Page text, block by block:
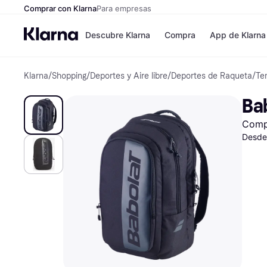
Comprar con KlarnaPara empresas
Descubre Klarna
Formas de
Paga ahora
Paga en 3 plazos
Paga en 30 días
Financiación
Klarna en Apple
Compra
Tiendas
Zalando
JD Sports
Directorio de
App de Klarna
Klarna/Shopping/Deportes y Aire libre/Deportes de Raqueta/